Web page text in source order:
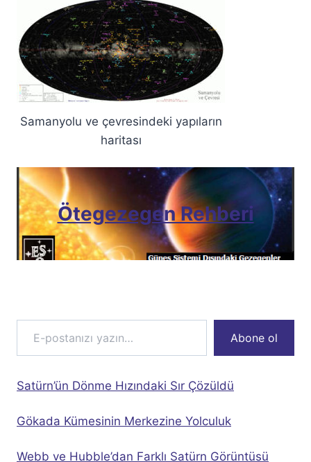
Samanyolu ve çevresindeki yapıların
haritası
Ötegezegen Rehberi
E-postanızı yazın…
Abone ol
Satürn’ün Dönme Hızındaki Sır Çözüldü
Gökada Kümesinin Merkezine Yolculuk
Webb ve Hubble’dan Farklı Satürn Görüntüsü